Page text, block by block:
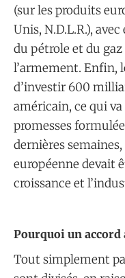
(sur les produits
Unis, N.D.L.R.),
du pétrole et du
l’armement. Enfin,
d’investir 600
américain, ce qui
promesses
dernières semaines,
européenne devait
croissance et
Pourquoi un accord
Tout simplement